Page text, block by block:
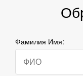
Фамилия Имя: